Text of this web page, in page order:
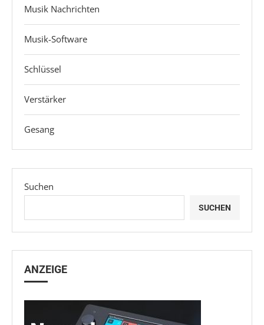
Suchen
SUCHEN
ANZEIGE
Musik Nachrichten
Musik-Software
Schlüssel
Verstärker
Gesang